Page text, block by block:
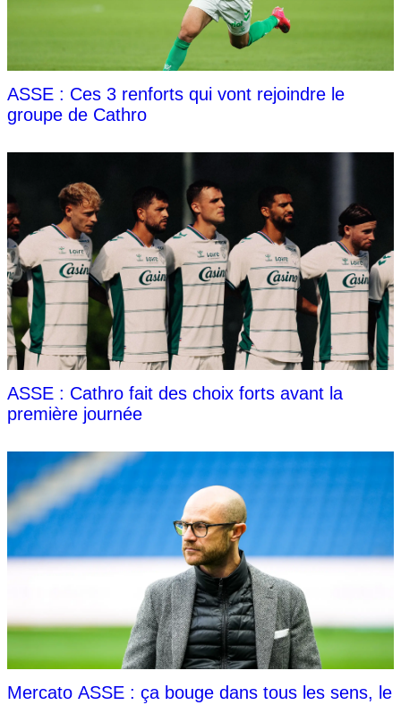
ASSE : Ces 3 renforts qui vont rejoindre le
groupe de Cathro
ASSE : Cathro fait des choix forts avant la
première journée
Mercato ASSE : ça bouge dans tous les sens, le